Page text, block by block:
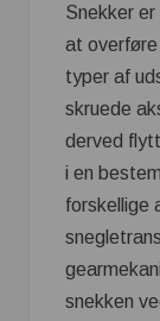
Snekker
at
typer af
skruede
derved
i en
forskellige
snekken